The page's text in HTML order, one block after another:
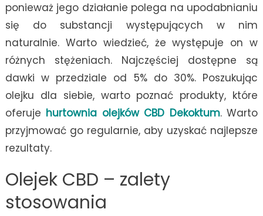
ponieważ jego działanie polega na upodabnianiu
się do substancji występujących w nim
naturalnie. Warto wiedzieć, że występuje on w
różnych stężeniach. Najczęściej dostępne są
dawki w przedziale od 5% do 30%. Poszukując
olejku dla siebie, warto poznać produkty, które
oferuje hurtownia olejków CBD Dekoktum. Warto
przyjmować go regularnie, aby uzyskać najlepsze
rezultaty.
Olejek CBD – zalety
stosowania